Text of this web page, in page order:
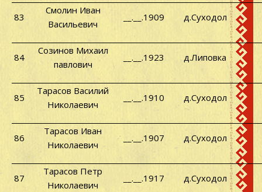
83
Смолин Иван
Васильевич
__.__.1909 д.Суходол
84
Созинов Михаил
павлович
__.__.1923 д.Липовка
85
Тарасов Василий
Николаевич
__.__.1910 д.Суходол
86
Тарасов Иван
Николаевич
__.__.1907 д.Суходол
87
Тарасов Петр
Николаевич
__.__.1917 д.Суходол